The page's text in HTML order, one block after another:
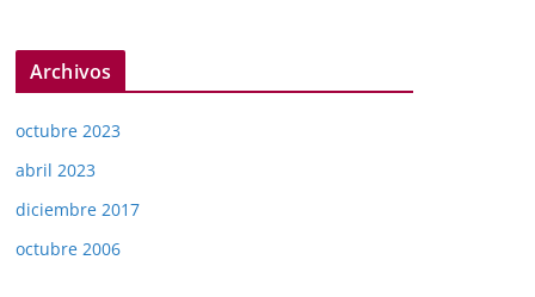
Archivos
octubre 2023
abril 2023
diciembre 2017
octubre 2006